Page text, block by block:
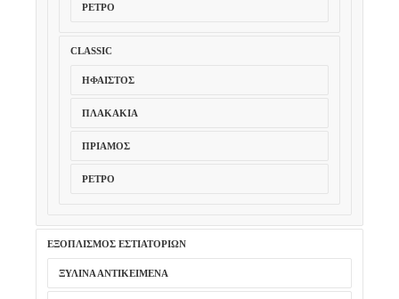
ΡΕΤΡΌ
CLASSIC
ΉΦΑΙΣΤΟΣ
ΠΛΑΚΆΚΙΑ
ΠΡΊΑΜΟΣ
ΡΕΤΡΌ
ΕΞΟΠΛΙΣΜΌΣ ΕΣΤΙΑΤΟΡΊΩΝ
ΞΎΛΙΝΑ ΑΝΤΙΚΕΊΜΕΝΑ